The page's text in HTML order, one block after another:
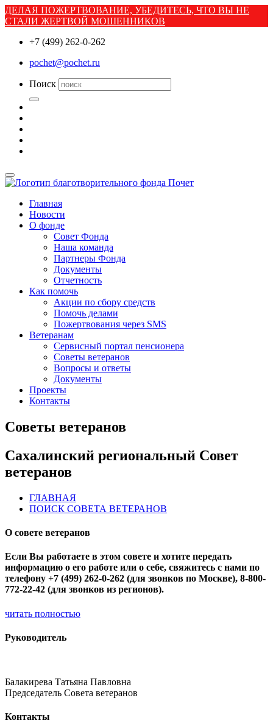
ДЕЛАЯ ПОЖЕРТВОВАНИЕ, УБЕДИТЕСЬ, ЧТО ВЫ НЕ
СТАЛИ ЖЕРТВОЙ МОШЕННИКОВ
+7 (499) 262-0-262
pochet@pochet.ru
Поиск
Главная
Новости
О фонде
Совет Фонда
Наша команда
Партнеры Фонда
Документы
Отчетность
Как помочь
Акции по сбору средств
Помочь делами
Пожертвования через SMS
Ветеранам
Сервисный портал пенсионера
Советы ветеранов
Вопросы и ответы
Документы
Проекты
Контакты
Советы ветеранов
Сахалинский региональный Совет
ветеранов
ГЛАВНАЯ
ПОИСК СОВЕТА ВЕТЕРАНОВ
О совете ветеранов
Если Вы работаете в этом совете и хотите передать
информацию о его работе или о себе, свяжитесь с нами по
телефону +7 (499) 262-0-262 (для звонков по Москве), 8-800-
772-22-42 (для звонков из регионов).
читать полностью
Руководитель
Балакирева Татьяна Павловна
Председатель Совета ветеранов
Контакты